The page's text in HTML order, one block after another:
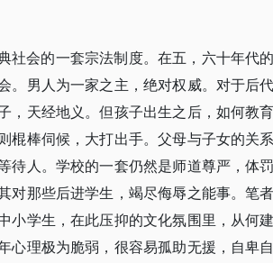
社会的一套宗法制度。在五，六十年代
。男人为一家之主，绝对权威。对于后
，天经地义。但孩子出生之后，如何教
棍棒伺候，大打出手。父母与子女的关
待人。学校的一套仍然是师道尊严，体
对那些后进学生，竭尽侮辱之能事。笔
小学生，在此压抑的文化氛围里，从何
心理极为脆弱，很容易孤助无援，自卑